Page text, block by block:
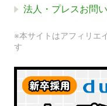
法人・プレスお問
※本サイトはアフィリエ
す